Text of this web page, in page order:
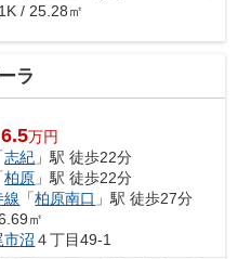
/ 25.28㎡
ラ
6.5万円
志紀 」駅 徒歩22分
柏原 」駅 徒歩22分
線 「柏原南口 」駅 徒歩27分
㎡
市沼 ４丁目49-1